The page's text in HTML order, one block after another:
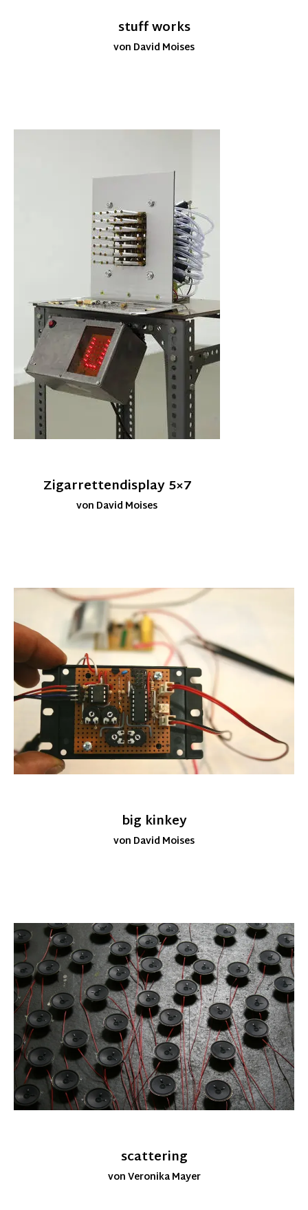
stuff works
von David Moises
Zigarrettendisplay 5×7
von David Moises
big kinkey
von David Moises
scattering
von Veronika Mayer